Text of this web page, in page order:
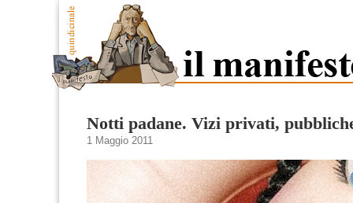
Notti padane. Vizi privati,
1 Maggio 2011